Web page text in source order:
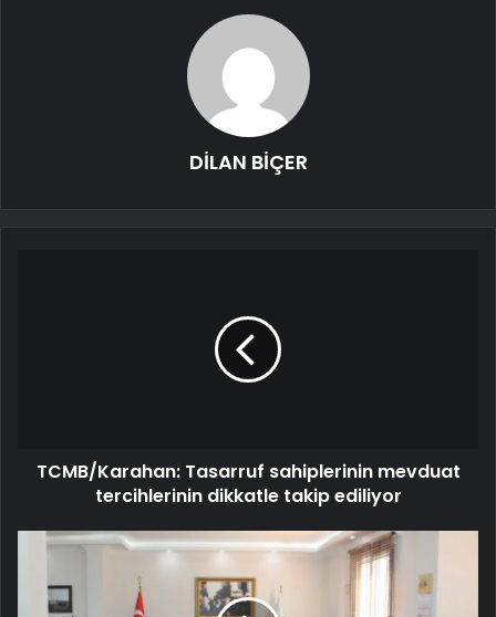
DİLAN BİÇER
TCMB/Karahan: Tasarruf sahiplerinin mevduat
tercihlerinin dikkatle takip ediliyor